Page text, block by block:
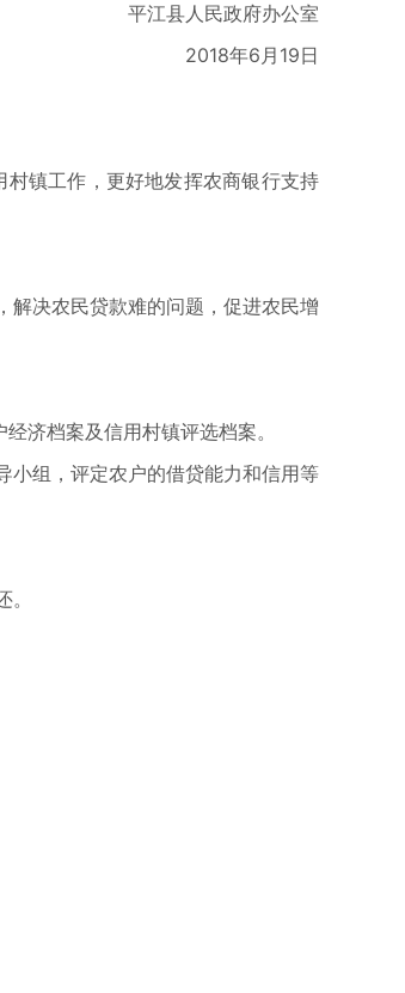
平江县人民政府办公室
2018年6月19日
镇工作，更好地发挥农商银行支持
解决农民贷款难的问题，促进农民增
济档案及信用村镇评选档案。
小组，评定农户的借贷能力和信用等